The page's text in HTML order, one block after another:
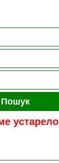
Пошук
устарело